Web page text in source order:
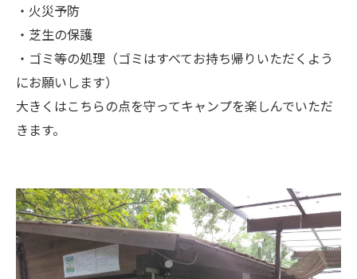
・火災予防
・芝生の保護
・ゴミ等の処理（ゴミはすべてお持ち帰りいただくよう
にお願いします）
大きくはこちらの点を守ってキャンプを楽しんでいただ
きます。